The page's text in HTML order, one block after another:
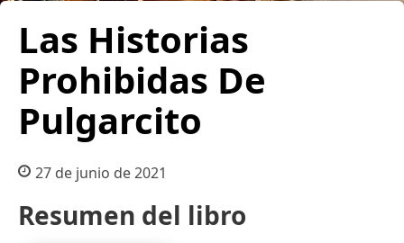
Las Historias
Prohibidas De
Pulgarcito
27 de junio de 2021
Resumen del libro